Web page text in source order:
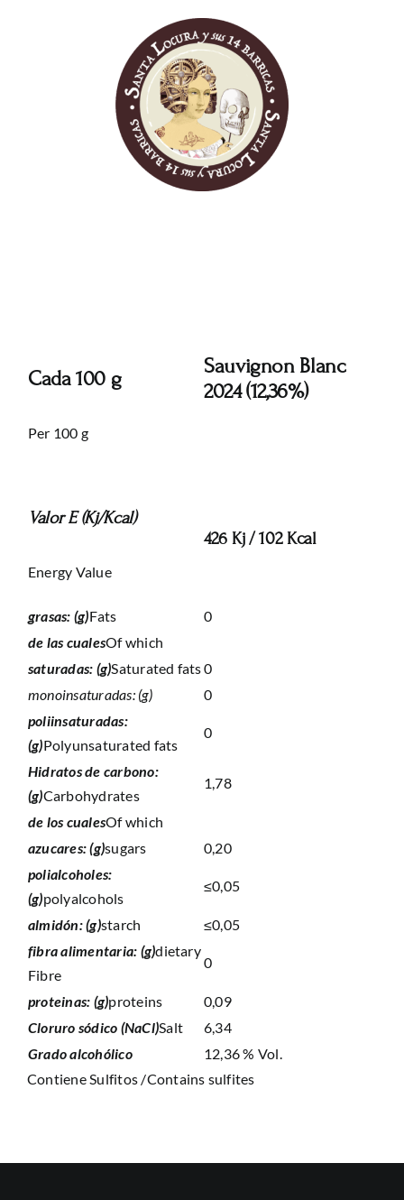
Cada 100 g
Per 100 g
Sauvignon Blanc
2024 (12,36%)
Valor E (Kj/Kcal)
Energy Value
426 Kj / 102 Kcal
grasas: (g)Fats
0
de las cualesOf which
saturadas: (g)Saturated fats0
monoinsaturadas: (g)
0
poliinsaturadas:
(g)Polyunsaturated fats
0
Hidratos de carbono:
(g)Carbohydrates
1,78
de los cualesOf which
azucares: (g)sugars
0,20
polialcoholes:
(g)polyalcohols
≤0,05
almidón: (g)starch
≤0,05
fibra alimentaria: (g)dietary
Fibre
0
proteinas: (g)proteins
0,09
Cloruro sódico (NaCl)Salt
6,34
Grado alcohólico
12,36 % Vol.
Contiene Sulfitos /Contains sulfites